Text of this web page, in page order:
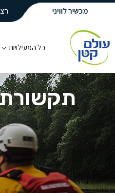
מכשיר לוויני
כל הפעילויות